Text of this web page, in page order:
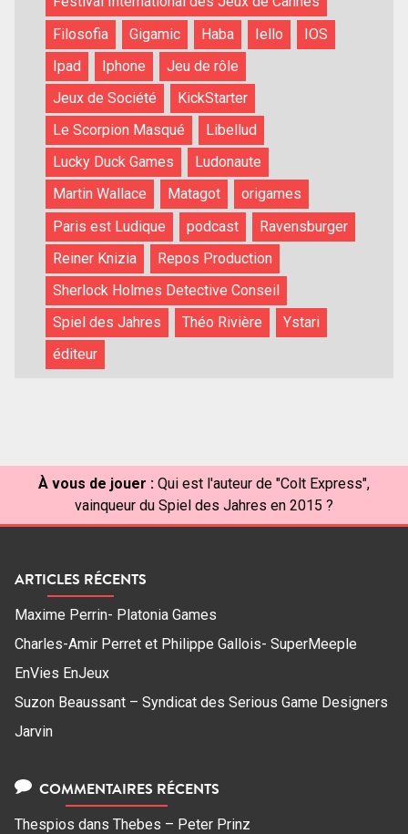
Filosofia
Gigamic Haba Iello
IOS
Ipad
Iphone
Jeu de rôle
Jeux de Société
KickStarter
Le Scorpion Masqué
Libellud
Lucky Duck Games
Ludonaute
Martin Wallace
Matagot
origames
Paris est Ludique
podcast
Ravensburger
Reiner Knizia
Repos Production
Sherlock Holmes Detective Conseil
Spiel des Jahres
Théo Rivière
Ystari
éditeur
À vous de jouer : Qui est l'auteur de "Colt Express",
vainqueur du Spiel des Jahres en 2015 ?
ARTICLES RÉCENTS
Maxime Perrin- Platonia Games
Charles-Amir Perret et Philippe Gallois- SuperMeeple
EnVies EnJeux
Suzon Beaussant – Syndicat des Serious Game Designers
Jarvin
COMMENTAIRES RÉCENTS
Thespios dans Thebes – Peter Prinz